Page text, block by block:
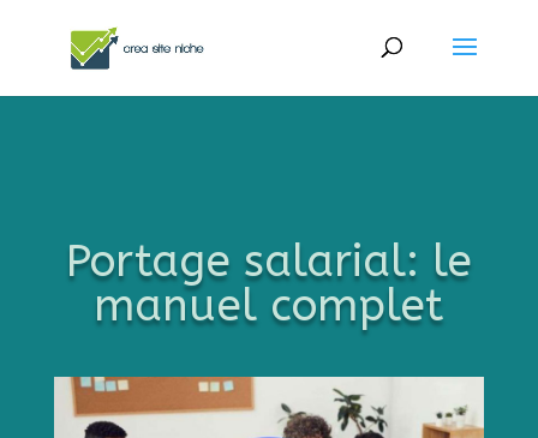
Portage salarial: le
manuel complet